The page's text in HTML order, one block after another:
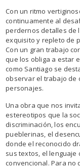
Con un ritmo
continuamente al
perdernos detalles de
exquisito y repleto de
Con un gran trabajo
que los obliga a estar
como Santiago se
observar el trabajo de
personajes.
Una obra que nos
estereotipos que la
discriminación, los
pueblerinas, el
donde el reconocido
sus textos, el
convencional. Para no